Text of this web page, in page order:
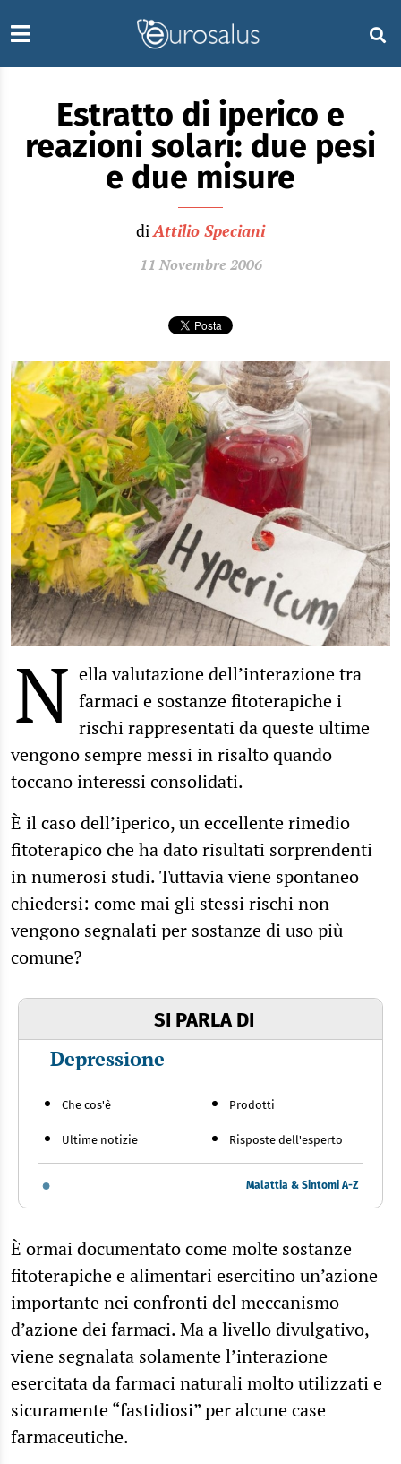
Estratto di iperico e
reazioni solari: due pesi
e due misure
diAttilio Speciani
11 Novembre 2006
N ella valutazione dell’interazione tra
farmaci e sostanze fitoterapiche i
rischi rappresentati da queste ultime
vengono sempre messi in risalto quando
toccano interessi consolidati.
È il caso dell’iperico, un eccellente rimedio
fitoterapico che ha dato risultati sorprendenti
in numerosi studi. Tuttavia viene spontaneo
chiedersi: come mai gli stessi rischi non
vengono segnalati per sostanze di uso più
comune?
SI PARLA DI
Depressione
Che cos'è
Ultime notizie
Prodotti
Risposte dell'esperto
Malattia & Sintomi A-Z
È ormai documentato come molte sostanze
fitoterapiche e alimentari esercitino un’azione
importante nei confronti del meccanismo
d’azione dei farmaci. Ma a livello divulgativo,
viene segnalata solamente l’interazione
esercitata da farmaci naturali molto utilizzati e
sicuramente “fastidiosi” per alcune case
farmaceutiche.